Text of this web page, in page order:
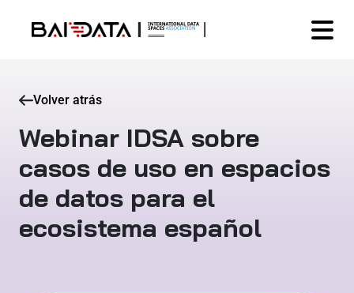
Volver atrás
Webinar IDSA sobre
casos de uso en espacios
de datos para el
ecosistema español